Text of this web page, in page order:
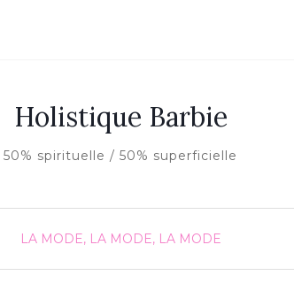
Holistique Barbie
50% spirituelle / 50% superficielle
LA MODE, LA MODE, LA MODE